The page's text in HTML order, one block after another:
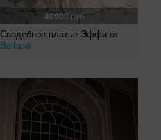
40900руб.
Свадебное платье Эффи от
Belfaso